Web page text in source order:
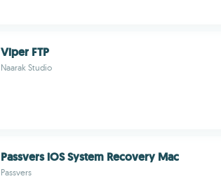
Viper FTP
Naarak Studio
Passvers iOS System Recovery Mac
Passvers